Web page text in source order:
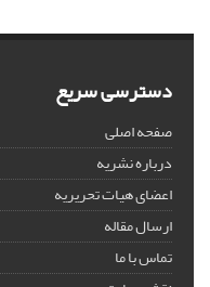
دسترسی سریع
صفحه اصلی
درباره نشریه
اعضای هیات تحریریه
ارسال مقاله
تماس با ما